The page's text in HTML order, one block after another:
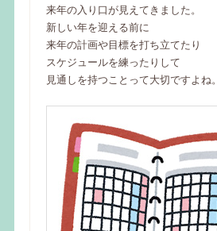
来年の入り口が見えてきました。
新しい年を迎える前に
来年の計画や目標を打ち立てたり
スケジュールを練ったりして
見通しを持つことって大切ですよね。